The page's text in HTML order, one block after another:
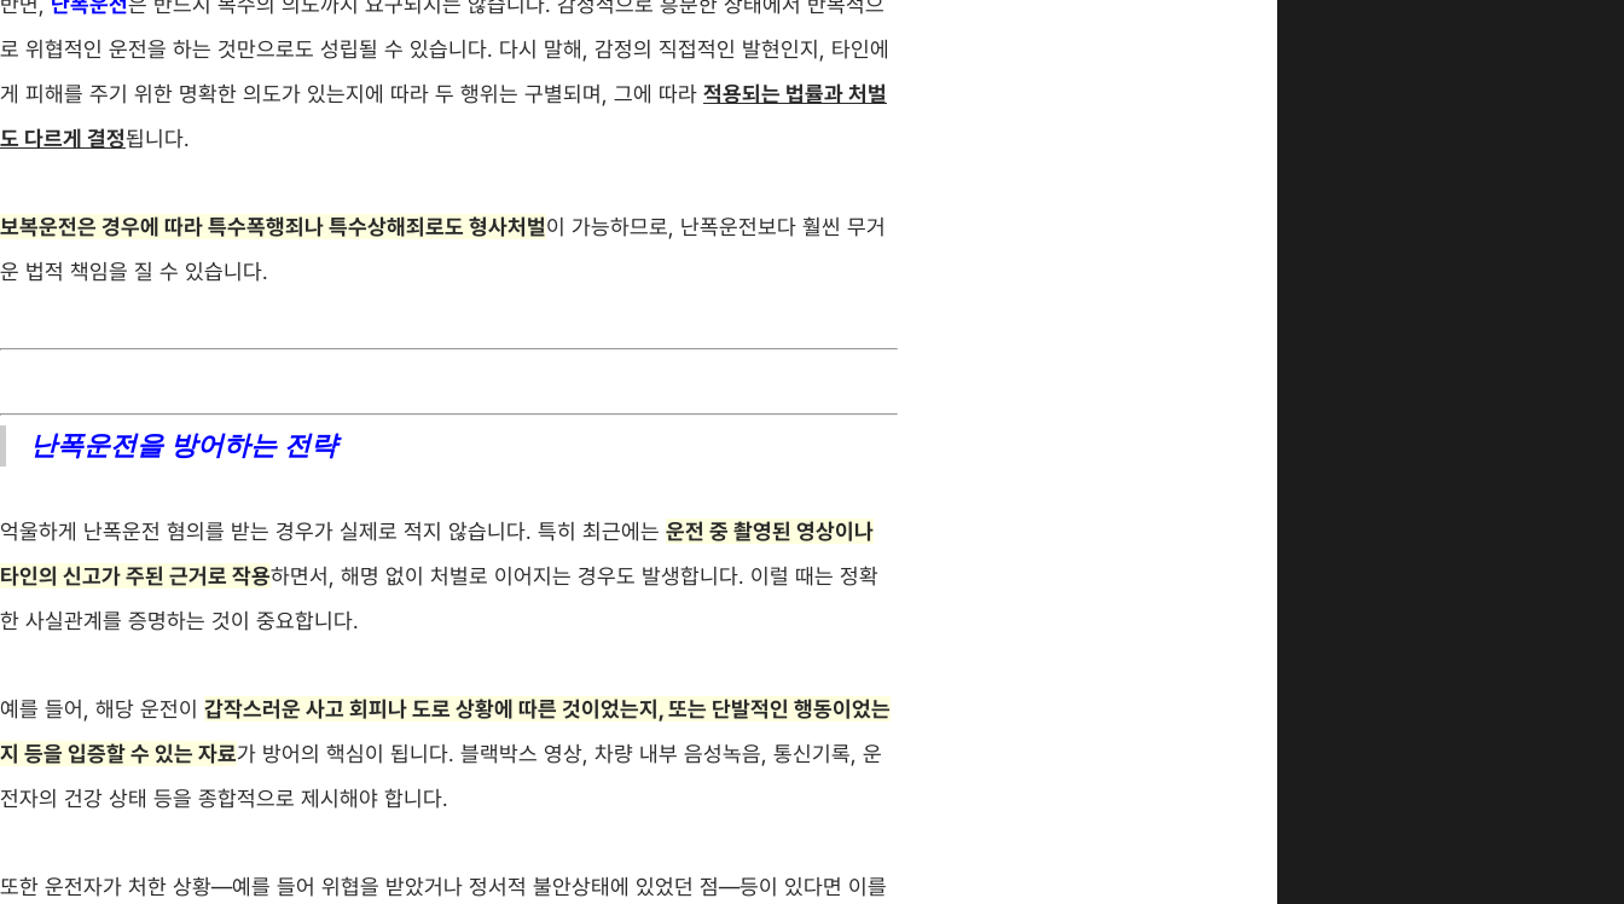
로 위협적인 운전을 하는 것만으로도 성립될 수 있습니다. 다시 말해, 감정의 직접적인 발현인지, 타인에
게 피해를 주기 위한 명확한 의도가 있는지에 따라 두 행위는 구별되며, 그에 따라 적용되는 법률과 처벌
도 다르게 결정됩니다.
보복운전은 경우에 따라 특수폭행죄나 특수상해죄로도 형사처벌이 가능하므로, 난폭운전보다 훨씬 무거
운 법적 책임을 질 수 있습니다.
난폭운전을 방어하는 전략
억울하게 난폭운전 혐의를 받는 경우가 실제로 적지 않습니다. 특히 최근에는 운전 중 촬영된 영상이나
타인의 신고가 주된 근거로 작용하면서, 해명 없이 처벌로 이어지는 경우도 발생합니다. 이럴 때는 정확
한 사실관계를 증명하는 것이 중요합니다.
예를 들어, 해당 운전이 갑작스러운 사고 회피나 도로 상황에 따른 것이었는지, 또는 단발적인 행동이었는
지 등을 입증할 수 있는 자료가 방어의 핵심이 됩니다. 블랙박스 영상, 차량 내부 음성녹음, 통신기록, 운
전자의 건강 상태 등을 종합적으로 제시해야 합니다.
또한 운전자가 처한 상황—예를 들어 위협을 받았거나 정서적 불안상태에 있었던 점—등이 있다면 이를